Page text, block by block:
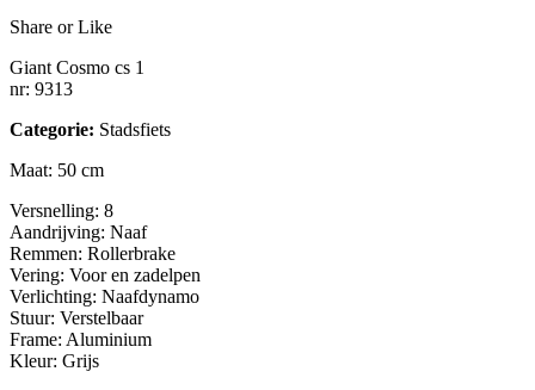
Share or Like
Giant Cosmo cs 1
nr: 9313
Categorie: Stadsfiets
Maat: 50 cm
Versnelling: 8
Aandrijving: Naaf
Remmen: Rollerbrake
Vering: Voor en zadelpen
Verlichting: Naafdynamo
Stuur: Verstelbaar
Frame: Aluminium
Kleur: Grijs